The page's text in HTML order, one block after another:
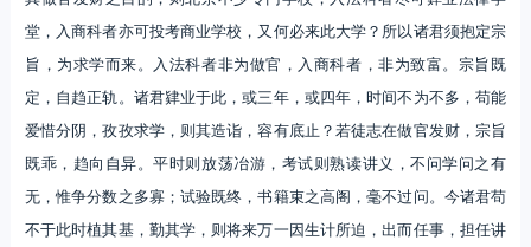
堂，入商科者亦可投考商业学校，又何必来此大学？所以诸君须抱定宗
旨，为求学而来。入法科者非为做官，入商科者，非为致富。宗旨既
定，自趋正轨。诸君肄业于此，或三年，或四年，时间不为不多，苟能
爱惜分阴，孜孜求学，则其造诣，容有底止？若徒志在做官发财，宗旨
既乖，趋向自异。平时则放荡冶游，考试则熟读讲义，不问学问之有
无，惟争分数之多寡；试验既终，书籍束之高阁，毫不过问。今诸君苟
不于此时植其基，勤其学，则将来万一因生计所迫，出而任事，担任讲